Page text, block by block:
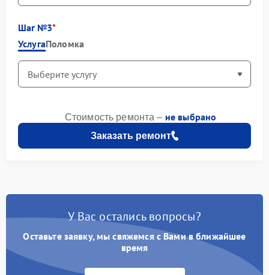
Шаг №3
УслугаПоломка
Заказать ремонт
Стоимость ремонта – не выбрано
У Вас остались вопросы?
Оставьте заявку, мы свяжемся с Вами в ближайшее
время